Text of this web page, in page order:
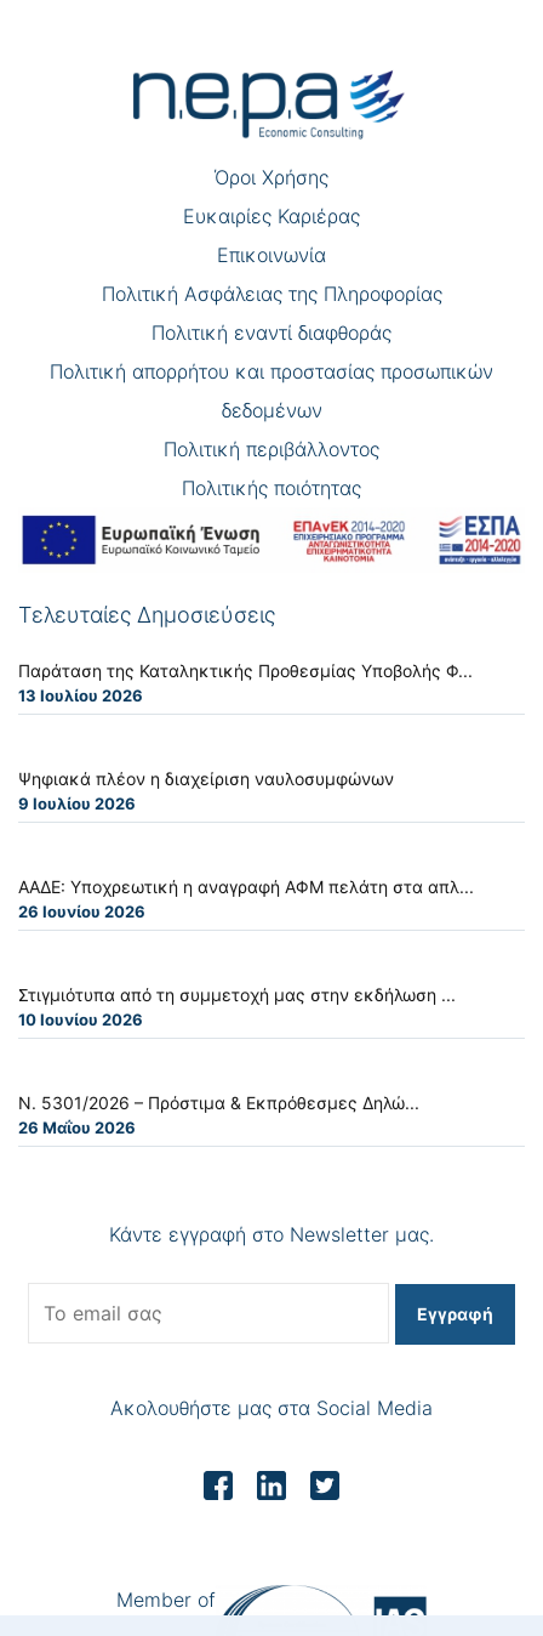
Όροι Χρήσης
Eυκαιρίες Καριέρας
Επικοινωνία
Πολιτική Ασφάλειας της Πληροφορίας
Πολιτική εναντί διαφθοράς
Πολιτική απορρήτου και προστασίας προσωπικών
δεδομένων
Πολιτική περιβάλλοντος
Πολιτικής ποιότητας
Τελευταίες Δημοσιεύσεις
Παράταση της Καταληκτικής Προθεσμίας Υποβολής Φ...
13 Ιουλίου 2026
Ψηφιακά πλέον η διαχείριση ναυλοσυμφώνων
9 Ιουλίου 2026
ΑΑΔΕ: Υποχρεωτική η αναγραφή ΑΦΜ πελάτη στα απλ...
26 Ιουνίου 2026
Στιγμιότυπα από τη συμμετοχή μας στην εκδήλωση ...
10 Ιουνίου 2026
Ν. 5301/2026 – Πρόστιμα & Εκπρόθεσμες Δηλώ...
26 Μαΐου 2026
Κάντε εγγραφή στο Newsletter μας.
Εγγραφή
Ακολουθήστε μας στα Social Media
Member of